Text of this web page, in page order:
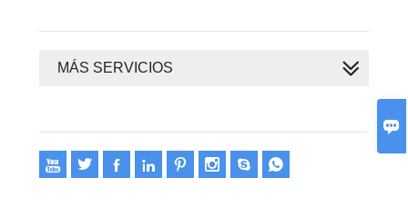

MÁS SERVICIOS
       